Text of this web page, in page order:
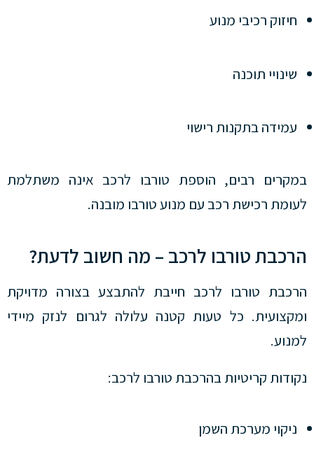
חיזוק רכיבי מנוע
שינויי תוכנה
עמידה בתקנות רישוי
במקרים רבים, הוספת טורבו לרכב אינה משתלמת
לעומת רכישת רכב עם מנוע טורבו מובנה.
הרכבת טורבו לרכב – מה חשוב לדעת?
הרכבת טורבו לרכב חייבת להתבצע בצורה מדויקת
ומקצועית. כל טעות קטנה עלולה לגרום לנזק מיידי
למנוע.
נקודות קריטיות בהרכבת טורבו לרכב:
ניקוי מערכת השמן